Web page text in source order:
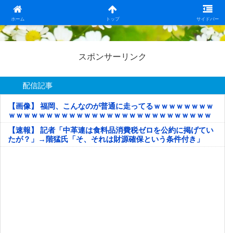
ホーム トップ サイドバー
日本第一！ニュース録
スポンサーリンク
配信記事
【画像】 福岡、こんなのが普通に走ってるｗｗｗｗｗｗｗｗ
ｗｗｗｗｗｗｗｗｗｗｗｗｗｗｗｗｗｗｗｗｗｗｗｗｗｗｗ
ｗｗｗｗｗ
【速報】 記者「中革連は食料品消費税ゼロを公約に掲げてい
たが？」→階猛氏「そ、それは財源確保という条件付き」